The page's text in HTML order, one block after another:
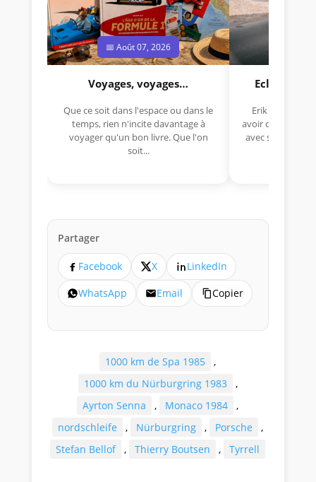
📅 Août 07, 2026
Voyages, voyages…
Que ce soit dans l'espace ou dans le
temps, rien n'incite davantage à
voyager qu'un bon livre. Que l'on
soit...
Eclectica
Erik Comas,
avoir déjà
avec sa Lancia
Partager
Facebook X
LinkedIn
WhatsApp
Email Copier
1000 km de Spa 1985
,
1000 km du Nürburgring 1983
,
Ayrton Senna
, Monaco 1984
,
nordschleife
, Nürburgring , Porsche
,
Stefan Bellof
, Thierry Boutsen , Tyrrell